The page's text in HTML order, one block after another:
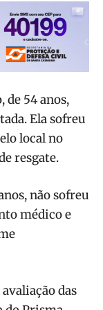
de 54 anos,
Ela sofreu
local no
resgate.
não sofreu
médico e
das